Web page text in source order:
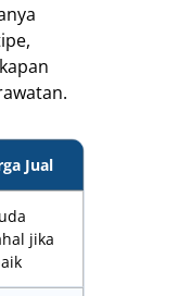
Jual
jika